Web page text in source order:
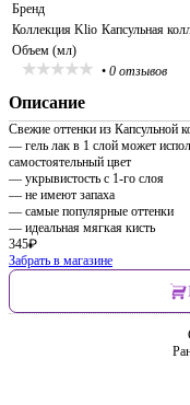
Бренд
Коллекция Klio Капсульная
Объем (мл)
• 0 отзывов
Описание
Свежие оттенки из Капсульной
— гель лак в 1 слой может
самостоятельный цвет
— укрывистость с 1-го слоя
— не имеют запаха
— самые популярные оттенки
— идеальная мягкая кисть
345₽
Забрать в магазине